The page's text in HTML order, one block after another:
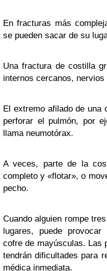
En fracturas más
se pueden sacar de su
Una fractura de costilla
internos cercanos,
El extremo afilado de una
perforar el pulmón, por
llama neumotórax.
A veces, parte de la
completo y «flotar», o
pecho.
Cuando alguien rompe
lugares, puede
cofre de mayúsculas. Las
tendrán dificultades para
médica inmediata.